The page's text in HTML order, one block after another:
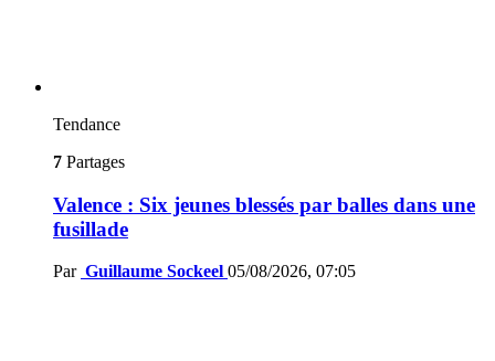
Tendance
7 Partages
Valence : Six jeunes blessés par balles dans une
fusillade
Par Guillaume Sockeel 05/08/2026, 07:05